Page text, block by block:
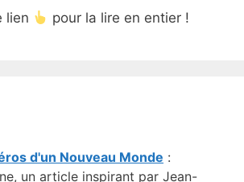
lien pour la lire en entier !
d'un Nouveau Monde :
un article inspirant par Jean-